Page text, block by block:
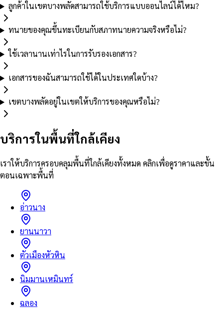
ลูกค้าในเขตบางพลัดสามารถใช้บริการแบบออนไลน์ได้ไหม?
ทนายของคุณขึ้นทะเบียนกับสภาทนายความจริงหรือไม่?
ใช้เวลานานเท่าไรในการรับรองเอกสาร?
เอกสารของฉันสามารถใช้ได้ในประเทศใดบ้าง?
เขตบางพลัดอยู่ในเขตให้บริการของคุณหรือไม่?
บริการในพื้นที่ใกล้เคียง
เราให้บริการครอบคลุมพื้นที่ใกล้เคียงทั้งหมด คลิกเพื่อดูราคาและขั้น
ตอนเฉพาะพื้นที่
อ่าวนาง
ยานนาวา
ตัวเมืองหัวหิน
นิมมานเหมินทร์
ฉลอง